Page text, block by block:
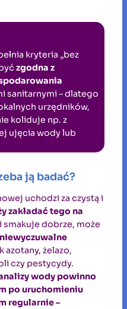
kryteria „bez
zgodna z
sanitarnymi – dlatego
urzędników,
koliduje np. z
ujęcia wody lub
ją badać?
uchodzi za czystą i
zakładać tego na
smakuje dobrze, może
azotany, żelazo,
czy pestycydy.
wody powinno
po uruchomieniu
regularnie –